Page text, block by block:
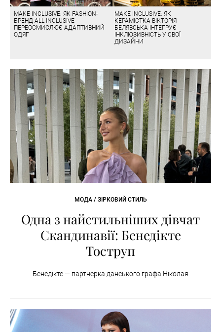
MAKE INCLUSIVE: ЯК FASHION-
БРЕНД ALL INCLUSIVE
ПЕРЕОСМИСЛЮЄ АДАПТИВНИЙ
ОДЯГ
MAKE INCLUSIVE: ЯК
КЕРАМІСТКА ВІКТОРІЯ
БЕЛЯВСЬКА ІНТЕГРУЄ
ІНКЛЮЗИВНІСТЬ У СВОЇ
ДИЗАЙНИ
МОДА / ЗІРКОВИЙ СТИЛЬ
Одна з найстильніших дівчат
Скандинавії: Бенедікте
Тоструп
Бенедікте — партнерка данського графа Ніколая